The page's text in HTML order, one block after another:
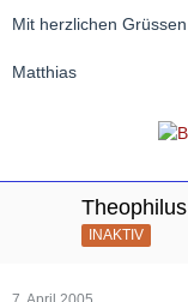
Mit herzlichen Grüssen
Matthias
Theophilus
INAKTIV